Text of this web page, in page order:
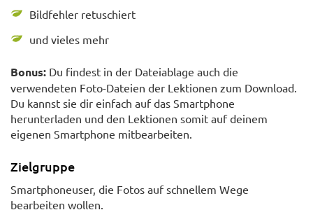
Bildfehler retuschiert
und vieles mehr
Bonus: Du findest in der Dateiablage auch die
verwendeten Foto-Dateien der Lektionen zum Download.
Du kannst sie dir einfach auf das Smartphone
herunterladen und den Lektionen somit auf deinem
eigenen Smartphone mitbearbeiten.
Zielgruppe
Smartphoneuser, die Fotos auf schnellem Wege
bearbeiten wollen.